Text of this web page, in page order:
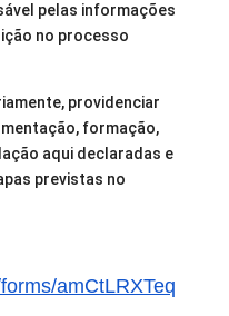
pelas informações
no processo
providenciar
formação,
aqui declaradas e
previstas no
amCtLRXTeq